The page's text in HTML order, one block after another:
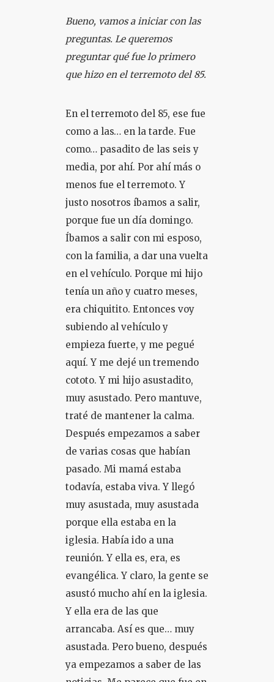
Bueno, vamos a iniciar con las
preguntas. Le queremos
preguntar qué fue lo primero
que hizo en el terremoto del 85.
En el terremoto del 85, ese fue
como a las… en la tarde. Fue
como… pasadito de las seis y
media, por ahí. Por ahí más o
menos fue el terremoto. Y
justo nosotros íbamos a salir,
porque fue un día domingo.
Íbamos a salir con mi esposo,
con la familia, a dar una vuelta
en el vehículo. Porque mi hijo
tenía un año y cuatro meses,
era chiquitito. Entonces voy
subiendo al vehículo y
empieza fuerte, y me pegué
aquí. Y me dejé un tremendo
cototo. Y mi hijo asustadito,
muy asustado. Pero mantuve,
traté de mantener la calma.
Después empezamos a saber
de varias cosas que habían
pasado. Mi mamá estaba
todavía, estaba viva. Y llegó
muy asustada, muy asustada
porque ella estaba en la
iglesia. Había ido a una
reunión. Y ella es, era, es
evangélica. Y claro, la gente se
asustó mucho ahí en la iglesia.
Y ella era de las que
arrancaba. Así es que… muy
asustada. Pero bueno, después
ya empezamos a saber de las